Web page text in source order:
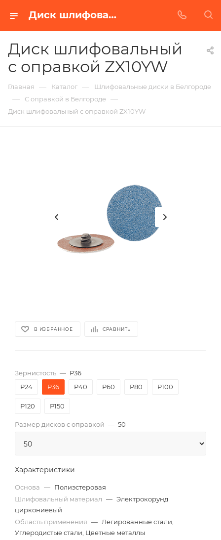
Диск шлифовальный с оправкой ZX10YW в Белгороде | Купить по недорогой цене от Абразивного Завода
Диск шлифовальный
с оправкой ZX10YW
Главная — Каталог — Шлифовальные диски в Белгороде
— С оправкой в Белгороде —
Диск шлифовальный с оправкой ZX10YW
В ИЗБРАННОЕ СРАВНИТЬ
Зернистость — P36
P24
P36 P40 P60 P80 P100
P120 P150
Размер дисков с оправкой — 50
Характеристики
Основа — Полиэстеровая
Шлифовальный материал — Электрокорунд
циркониевый
Область применения — Легированные стали,
Углеродистые стали, Цветные металлы